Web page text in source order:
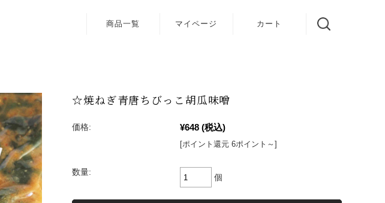
商品一覧 マイページ カート
☆焼ねぎ青唐ちびっこ胡瓜味噌
価格: ¥648 (税込)
[ポイント還元 6ポイント～]
数量:
個